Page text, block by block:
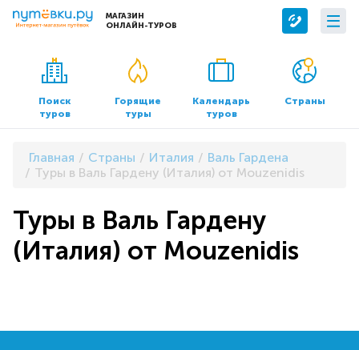
МАГАЗИН
ОНЛАЙН-ТУРОВ
Сервисы
Бронирование отелей
Трансфер
О компании
О нас
Контакты
Документы и реквизиты
Поиск
туров
Горящие
туры
Календарь
туров
Страны
Главная Страны Италия
Валь Гардена
Туры в Валь Гардену (Италия) от Mouzenidis
Туры в Валь Гардену
(Италия) от Mouzenidis